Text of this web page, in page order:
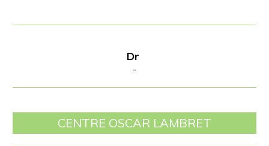
Dr
-
CENTRE OSCAR LAMBRET